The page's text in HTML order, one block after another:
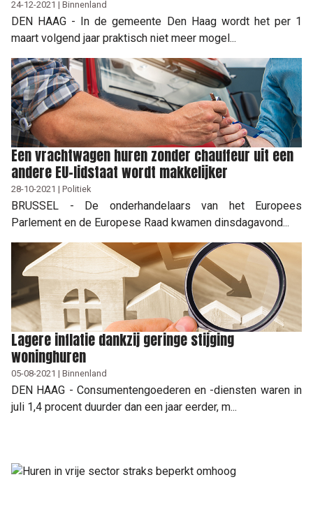
24-12-2021 | Binnenland
DEN HAAG - In de gemeente Den Haag wordt het per 1
maart volgend jaar praktisch niet meer mogel...
Een vrachtwagen huren zonder chauffeur uit een
andere EU-lidstaat wordt makkelijker
28-10-2021 | Politiek
BRUSSEL - De onderhandelaars van het Europees
Parlement en de Europese Raad kwamen dinsdagavond...
Lagere inflatie dankzij geringe stijging
woninghuren
05-08-2021 | Binnenland
DEN HAAG - Consumentengoederen en -diensten waren in
juli 1,4 procent duurder dan een jaar eerder, m...